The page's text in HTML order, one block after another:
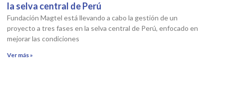
la selva central de Perú
Fundación Magtel está llevando a cabo la gestión de un
proyecto a tres fases en la selva central de Perú, enfocado en
mejorar las condiciones
Ver más »